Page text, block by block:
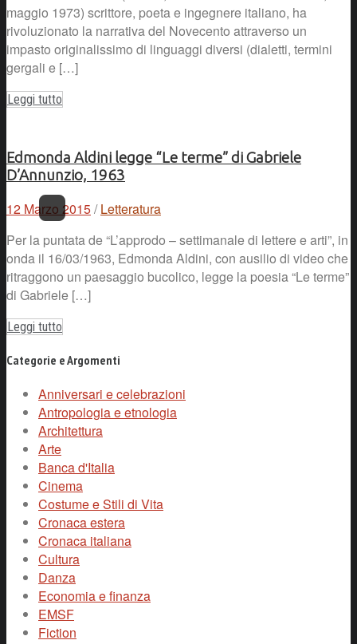
maggio 1973) scrittore, poeta e ingegnere italiano, ha
rivoluzionato la narrativa del Novecento attraverso un
impasto originalissimo di linguaggi diversi (dialetti, termini
gergali e […]
Leggi tutto
Edmonda Aldini legge “Le terme” di Gabriele
D’Annunzio, 1963
12 Marzo 2015/ Letteratura
Per la puntata de “L’approdo – settimanale di lettere e arti”, in
onda il 16/03/1963, Edmonda Aldini, con ausilio di video che
ritraggono un paesaggio bucolico, legge la poesia “Le terme”
di Gabriele […]
Leggi tutto
Categorie e Argomenti
Anniversari e celebrazioni
Antropologia e etnologia
Architettura
Arte
Banca d'Italia
Cinema
Costume e Stili di Vita
Cronaca estera
Cronaca italiana
Cultura
Danza
Economia e finanza
EMSF
Fiction